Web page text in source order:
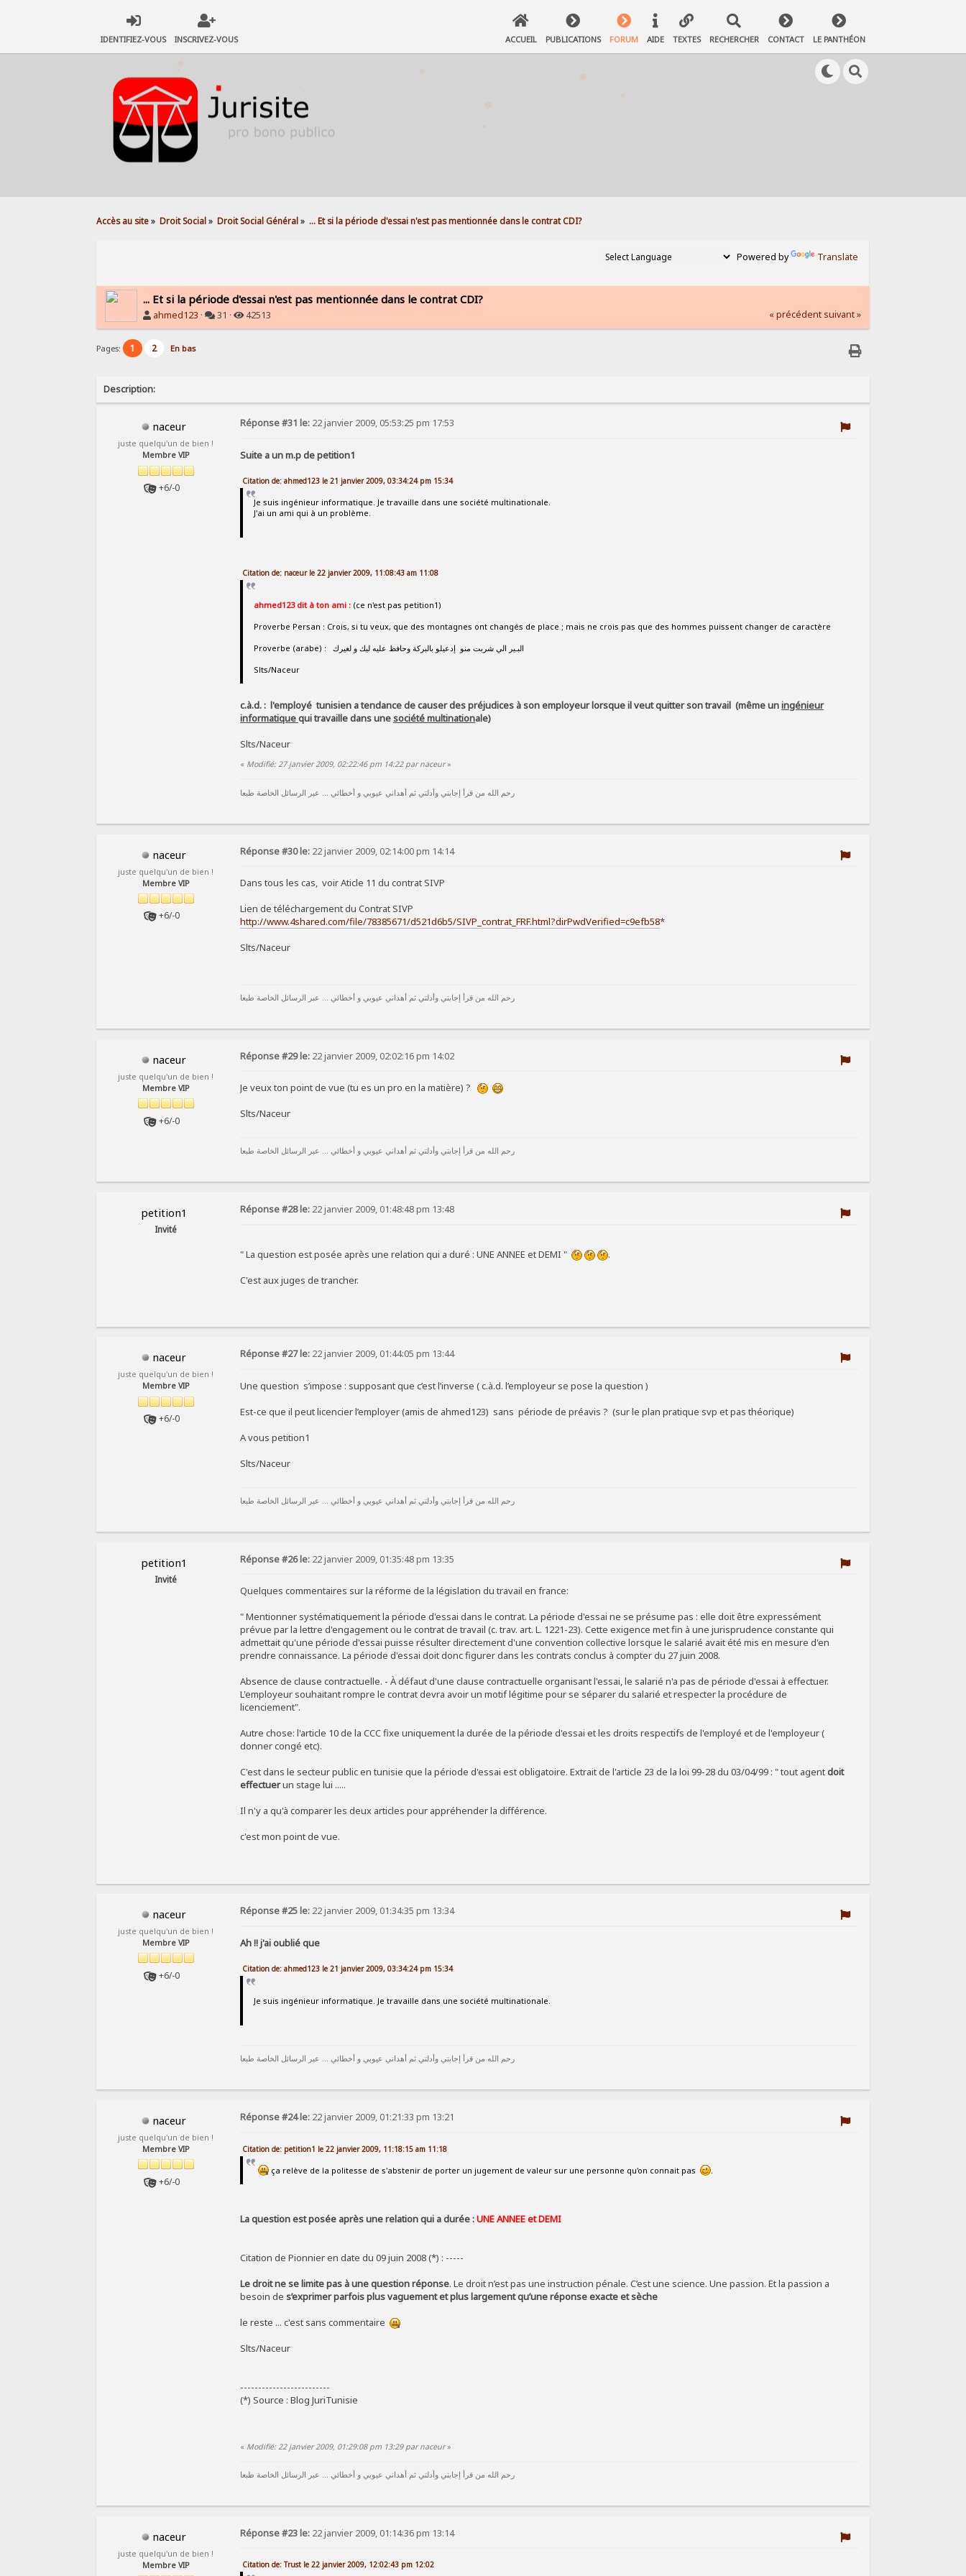
IDENTIFIEZ-VOUS INSCRIVEZ-VOUS ACCUEIL PUBLICATIONS FORUM AIDE TEXTES RECHERCHER CONTACT LE PANTHÉON
Accès au site» Droit Social» Droit Social Général» ... Et si la période d'essai n'est pas mentionnée dans le contrat CDI?
Powered by Translate
... Et si la période d'essai n'est pas mentionnée dans le contrat CDI?
ahmed123 · 31 · 42513 « précédent suivant »
Pages: 1 2 En bas
Description:
naceur
juste quelqu'un de bien !
Membre VIP
+6/-0
Réponse #31 le: 22 janvier 2009, 05:53:25 pm 17:53
Suite a un m.p de petition1
Citation de: ahmed123 le 21 janvier 2009, 03:34:24 pm 15:34
Je suis ingénieur informatique. Je travaille dans une société multinationale.
J'ai un ami qui à un problème.
Citation de: naceur le 22 janvier 2009, 11:08:43 am 11:08
ahmed123 dit à ton ami : (ce n'est pas petition1)
Proverbe Persan : Crois, si tu veux, que des montagnes ont changés de place ; mais ne crois pas que des hommes puissent changer de caractère
Proverbe (arabe) : البـير الي شربت منو إدعيلو بالبركة وحافظ عليه ليك و لغيرك
Slts/Naceur
c.à.d. : l'employé tunisien a tendance de causer des préjudices à son employeur lorsque il veut quitter son travail (même uningénieur
informatiquequi travaille dans unesociété multinationale)
Slts/Naceur
« Modifié: 27 janvier 2009, 02:22:46 pm 14:22 par naceur»
رحم الله من قرأ إجابتي وأدلتي ثم أهداني عيوبي و أخطائي ... عبر الرسائل الخاصة طبعا
naceur
juste quelqu'un de bien !
Membre VIP
+6/-0
Réponse #30 le: 22 janvier 2009, 02:14:00 pm 14:14
Dans tous les cas, voir Aticle 11 du contrat SIVP
Lien de téléchargement du Contrat SIVP
http://www.4shared.com/file/78385671/d521d6b5/SIVP_contrat_FRF.html?dirPwdVerified=c9efb58*
Slts/Naceur
رحم الله من قرأ إجابتي وأدلتي ثم أهداني عيوبي و أخطائي ... عبر الرسائل الخاصة طبعا
naceur
juste quelqu'un de bien !
Membre VIP
+6/-0
Réponse #29 le: 22 janvier 2009, 02:02:16 pm 14:02
Je veux ton point de vue (tu es un pro en la matière) ?
Slts/Naceur
رحم الله من قرأ إجابتي وأدلتي ثم أهداني عيوبي و أخطائي ... عبر الرسائل الخاصة طبعا
petition1
Invité
Réponse #28 le: 22 janvier 2009, 01:48:48 pm 13:48
" La question est posée après une relation qui a duré : UNE ANNEE et DEMI "
.
C'est aux juges de trancher.
naceur
juste quelqu'un de bien !
Membre VIP
+6/-0
Réponse #27 le: 22 janvier 2009, 01:44:05 pm 13:44
Une question s’impose : supposant que c’est l’inverse ( c.à.d. l’employeur se pose la question )
Est-ce que il peut licencier l’employer (amis de ahmed123) sans période de préavis ? (sur le plan pratique svp et pas théorique)
A vous petition1
Slts/Naceur
رحم الله من قرأ إجابتي وأدلتي ثم أهداني عيوبي و أخطائي ... عبر الرسائل الخاصة طبعا
petition1
Invité
Réponse #26 le: 22 janvier 2009, 01:35:48 pm 13:35
Quelques commentaires sur la réforme de la législation du travail en france:
" Mentionner systématiquement la période d'essai dans le contrat. La période d'essai ne se présume pas : elle doit être expressément
prévue par la lettre d'engagement ou le contrat de travail (c. trav. art. L. 1221-23). Cette exigence met fin à une jurisprudence constante qui
admettait qu'une période d'essai puisse résulter directement d'une convention collective lorsque le salarié avait été mis en mesure d'en
prendre connaissance. La période d'essai doit donc figurer dans les contrats conclus à compter du 27 juin 2008.
Absence de clause contractuelle. - À défaut d'une clause contractuelle organisant l'essai, le salarié n'a pas de période d'essai à effectuer.
L'employeur souhaitant rompre le contrat devra avoir un motif légitime pour se séparer du salarié et respecter la procédure de
licenciement".
Autre chose: l'article 10 de la CCC fixe uniquement la durée de la période d'essai et les droits respectifs de l'employé et de l'employeur (
donner congé etc).
C'est dans le secteur public en tunisie que la période d'essai est obligatoire. Extrait de l'article 23 de la loi 99-28 du 03/04/99 : " tout agentdoit
effectuerun stage lui .....
Il n'y a qu'à comparer les deux articles pour appréhender la différence.
c'est mon point de vue.
naceur
juste quelqu'un de bien !
Membre VIP
+6/-0
Réponse #25 le: 22 janvier 2009, 01:34:35 pm 13:34
Ah !! j'ai oublié que
Citation de: ahmed123 le 21 janvier 2009, 03:34:24 pm 15:34
Je suis ingénieur informatique. Je travaille dans une société multinationale.
رحم الله من قرأ إجابتي وأدلتي ثم أهداني عيوبي و أخطائي ... عبر الرسائل الخاصة طبعا
naceur
juste quelqu'un de bien !
Membre VIP
+6/-0
Réponse #24 le: 22 janvier 2009, 01:21:33 pm 13:21
Citation de: petition1 le 22 janvier 2009, 11:18:15 am 11:18
ça relève de la politesse de s'abstenir de porter un jugement de valeur sur une personne qu'on connait pas
La question est posée après une relation qui a durée :UNE ANNEE et DEMI
Citation de Pionnier en date du 09 juin 2008 (*) : -----
Le droit ne se limite pas à une question réponse. Le droit n’est pas une instruction pénale. C’est une science. Une passion. Et la passion a
besoin des’exprimer parfois plus vaguement et plus largement qu’une réponse exacte et sèche
le reste ... c'est sans commentaire
Slts/Naceur
-------------------------
(*) Source : Blog JuriTunisie
« Modifié: 22 janvier 2009, 01:29:08 pm 13:29 par naceur»
رحم الله من قرأ إجابتي وأدلتي ثم أهداني عيوبي و أخطائي ... عبر الرسائل الخاصة طبعا
naceur
juste quelqu'un de bien !
Membre VIP
Réponse #23 le: 22 janvier 2009, 01:14:36 pm 13:14
Citation de: Trust le 22 janvier 2009, 12:02:43 pm 12:02